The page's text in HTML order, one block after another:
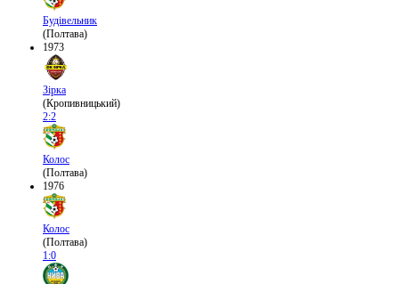
Будівельник
(Полтава)
1973
Зірка
(Кропивницький)
2:2
Колос
(Полтава)
1976
Колос
(Полтава)
1:0